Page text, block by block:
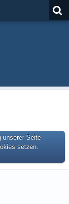
unserer Seite
setzen.